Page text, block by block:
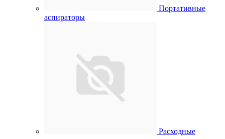
Портативные
аспираторы
Расходные